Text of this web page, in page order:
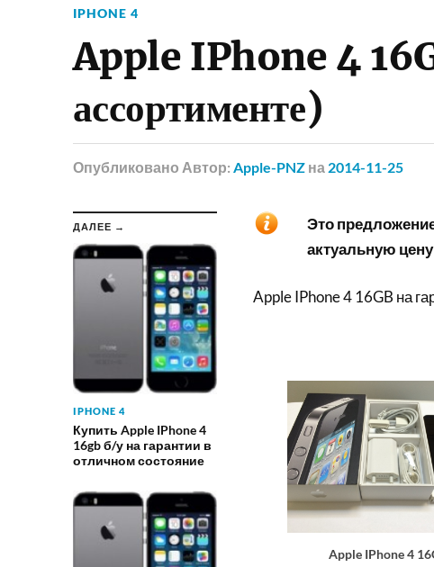
IPHONE 4
Apple IPhone 4
ассортименте)
Опубликовано Автор: Apple-PNZ на 2014-11-25
ДАЛЕЕ →
IPHONE 4
Купить Apple IPhone 4
16gb б/у на гарантии в
отличном состояние
Это
актуальную
Apple IPhone 4 16GB на
Apple IPhone 4